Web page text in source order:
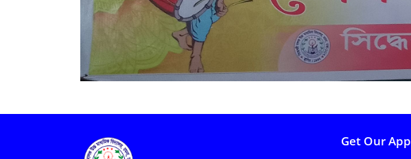
Get Our App